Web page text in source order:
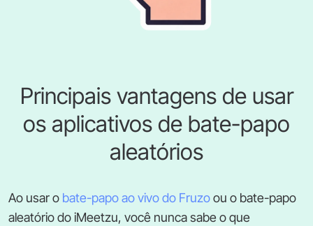
Principais vantagens de usar
os aplicativos de bate-papo
aleatórios
Ao usar o bate-papo ao vivo do Fruzoou o bate-papo
aleatório do iMeetzu, você nunca sabe o que